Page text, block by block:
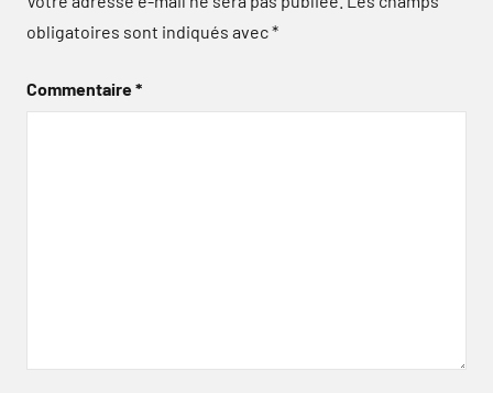
obligatoires sont indiqués avec*
Commentaire*